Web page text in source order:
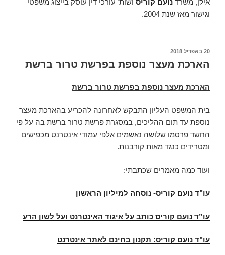
אילן, משרד נועם קוריס ושות’ עורכי דין עוסק בייצוג משפטי
וגישור מאז שנת 2004.
פורסם
20 באפריל 2018
הארכת מעצר נוספת בפרשת טרור ברשת
הארכת מעצר נוספת בפרשת טרור ברשת
בית המשפט העליון התבקש לאחרונה להכריע בהארכת מעצר
נוספת עד תום ההליכים, במסגרת פרשת טרור ברשת בה על פי
החשד פרסמו שלושה נאשמים אלפי עמודי אינטרנט מכפישים
ומטרידים כנגד מאות קורבנות.
ועוד כמה מאמרים שכתבתי:
עו"ד נועם קוריס- נוסחה למיליון הראשון
עו”ד נועם קוריס כותב על איגוד האינטרנט ועל לשון הרע
עו"ד נועם קוריס: תקנון בחינם לאתר אינטרנט